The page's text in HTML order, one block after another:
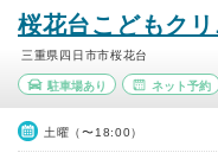
桜花台こどもクリ
三重県四日市市桜花台
駐車場あり ネット予約
土曜（〜18:00）